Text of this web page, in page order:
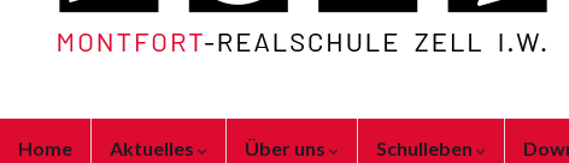
Home Aktuelles Über uns Schulleben